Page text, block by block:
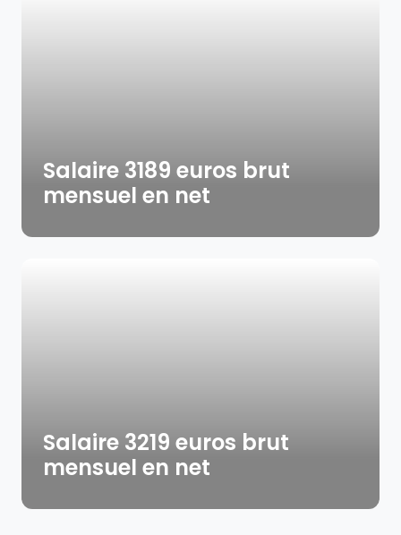
Salaire 3189 euros brut
mensuel en net
Salaire 3219 euros brut
mensuel en net